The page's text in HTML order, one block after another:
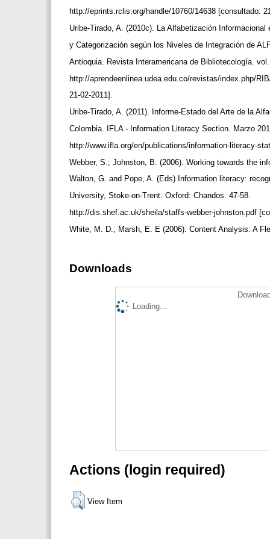
http://eprints.rclis.org/handle/10760/14638 [consultado:
Uribe-Tirado, A. (2010c). La Alfabetización
y Categorización según los Niveles de Integración de
Antioquia. Revista Interamericana de Bibliotecología.
http://aprendeenlinea.udea.edu.co/revistas/index.php/
21-02-2011].
Uribe-Tirado, A. (2011). Informe-Estado del Arte de la
Colombia. IFLA - Information Literacy Section. Marzo
http://www.ifla.org/en/publications/information-literacy-
Webber, S.; Johnston, B. (2006). Working towards the
Walton, G. and Pope, A. (Eds) Information literacy:
University, Stoke-on-Trent. Oxford: Chandos. 47-58.
http://dis.shef.ac.uk/sheila/staffs-webber-johnston.pdf
White, M. D.; Marsh, E. E (2006). Content Analysis: A
Downloads
Loading...
Actions (login required)
View Item